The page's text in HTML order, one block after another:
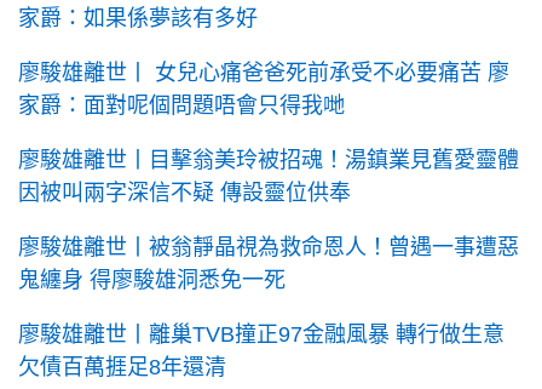
家爵：如果係夢該有多好
廖駿雄離世丨 女兒心痛爸爸死前承受不必要痛苦 廖
家爵：面對呢個問題唔會只得我哋
廖駿雄離世丨目擊翁美玲被招魂！湯鎮業見舊愛靈體
因被叫兩字深信不疑 傳設靈位供奉
廖駿雄離世丨被翁靜晶視為救命恩人！曾遇一事遭惡
鬼纏身 得廖駿雄洞悉免一死
廖駿雄離世丨離巢TVB撞正97金融風暴 轉行做生意
欠債百萬捱足8年還清